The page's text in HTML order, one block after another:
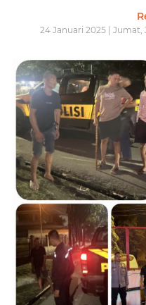
24 Januari 2025 | Jumat,